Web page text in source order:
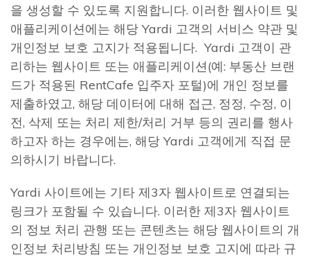
을 생성할 수 있도록 지원합니다. 이러한 웹사이트 및
애플리케이션에는 해당 Yardi 고객의 서비스 약관 및
개인정보 보호 고지가 적용됩니다. Yardi 고객이 관
리하는 웹사이트 또는 애플리케이션(예: 부동산 브랜
드가 적용된 RentCafe 입주자 포털)에 개인 정보를
제출하였고, 해당 데이터에 대해 접근, 정정, 수정, 이
전, 삭제 또는 처리 제한/처리 거부 등의 권리를 행사
하고자 하는 경우에는, 해당 Yardi 고객에게 직접 문
의하시기 바랍니다.
Yardi 사이트에는 기타 제3자 웹사이트로 연결되는
링크가 포함될 수 있습니다. 이러한 제3자 웹사이트
의 정보 처리 관행 또는 콘텐츠는 해당 웹사이트의 개
인정보 처리방침 또는 개인정보 보호 고지에 따라 규